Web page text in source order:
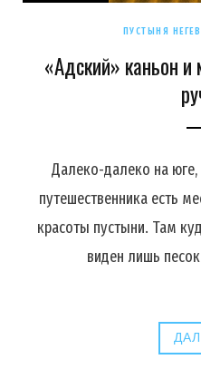
ПУСТЫНЯ НЕГЕВ
«Адский» каньон и
Далеко-далеко на юге,
путешественника есть
красоты пустыни. Там
виден лишь